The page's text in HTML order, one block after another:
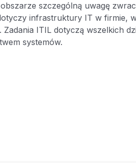
szczególną uwagę
infrastruktury IT w firmie,
ITIL dotyczą wszelkich
systemów.